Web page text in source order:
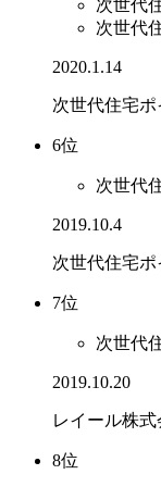
次世代
次世代
2020.1.14
次世代住宅ポ
6位
次世代
2019.10.4
次世代住宅
7位
次世代
2019.10.20
レイール株
8位